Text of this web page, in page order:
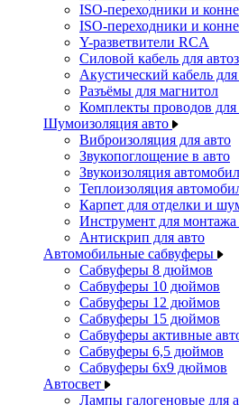
ISO-переходники и
ISO-переходники и
Y-разветвители RCA
Силовой кабель для
Акустический кабель для
Разъёмы для магнитол
Комплекты проводов
Шумоизоляция авто
Виброизоляция для авто
Звукопоглощение в авто
Звукоизоляция
Теплоизоляция
Карпет для отделки и
Инструмент для
Антискрип для авто
Автомобильные сабвуферы
Сабвуферы 8 дюймов
Сабвуферы 10 дюймов
Сабвуферы 12 дюймов
Сабвуферы 15 дюймов
Сабвуферы активные
Сабвуферы 6,5 дюймов
Сабвуферы 6x9 дюймов
Автосвет
Лампы галогеновые для